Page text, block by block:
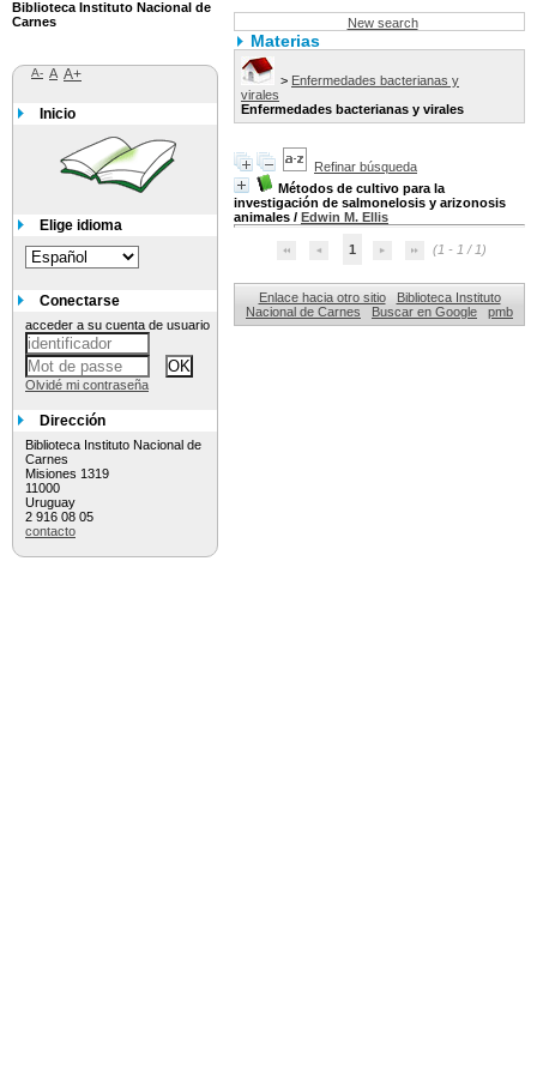
New search
Materias
> Enfermedades bacterianas y
virales
Enfermedades bacterianas y virales
Refinar búsqueda
Métodos de cultivo para la
investigación de salmonelosis y arizonosis
animales / Edwin M. Ellis
1 (1 - 1 / 1)
Enlace hacia otro sitio
Biblioteca Instituto
Nacional de Carnes
Buscar en Google pmb
Biblioteca Instituto Nacional de
Carnes
A- A A+
Inicio
Elige idioma
Conectarse
acceder a su cuenta de usuario
Olvidé mi contraseña
Dirección
Biblioteca Instituto Nacional de
Carnes
Misiones 1319
11000
Uruguay
2 916 08 05
contacto